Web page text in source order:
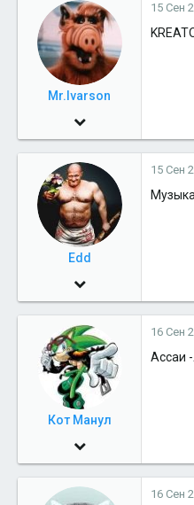
36
Москва
Mr.Ivarson
21 Окт 2005
12,822
38
nord-nord-east
15 Сен
Edd
30 Май 2009
1,530
15 Сен
Кот Манул
15 Сен 2009
68
16 Сен
Ассаи
16 Сен